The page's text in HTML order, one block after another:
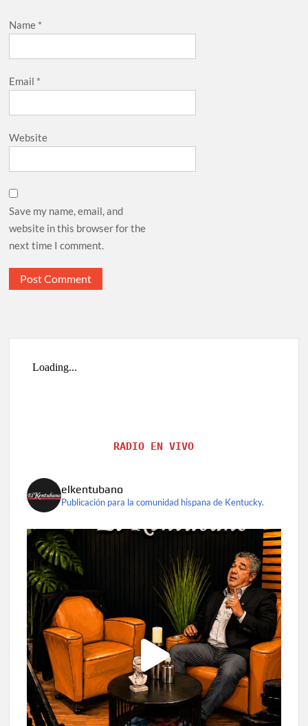
Name *
Email *
Website
Save my name, email, and
website in this browser for the
next time I comment.
RADIO EN VIVO
elkentubano
Publicación para la comunidad hispana de Kentucky.